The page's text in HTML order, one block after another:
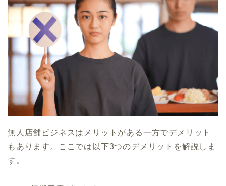
無人店舗ビジネスはメリットがある一方でデメリット
もあります。ここでは以下3つのデメリットを解説しま
す。